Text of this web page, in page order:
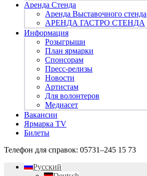
Аренда Стенда
Аренда Выставочного стенда
АРЕНДА ГАСТРО СТЕНДА
Информация
Розыгрыши
План ярмарки
Спонсорам
Пресс-релизы
Новости
Артистам
Для волонтеров
Медиасет
Вакансии
Ярмарка TV
Билеты
Телефон для справок: 05731–245 15 73
Русский